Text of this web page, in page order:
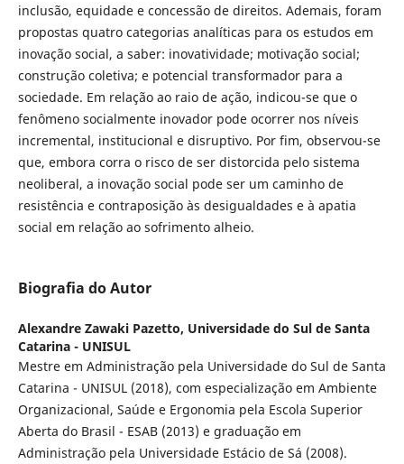
inclusão, equidade e concessão de direitos. Ademais, foram
propostas quatro categorias analíticas para os estudos em
inovação social, a saber: inovatividade; motivação social;
construção coletiva; e potencial transformador para a
sociedade. Em relação ao raio de ação, indicou-se que o
fenômeno socialmente inovador pode ocorrer nos níveis
incremental, institucional e disruptivo. Por fim, observou-se
que, embora corra o risco de ser distorcida pelo sistema
neoliberal, a inovação social pode ser um caminho de
resistência e contraposição às desigualdades e à apatia
social em relação ao sofrimento alheio.
Biografia do Autor
Alexandre Zawaki Pazetto, Universidade do Sul de Santa
Catarina - UNISUL
Mestre em Administração pela Universidade do Sul de Santa
Catarina - UNISUL (2018), com especialização em Ambiente
Organizacional, Saúde e Ergonomia pela Escola Superior
Aberta do Brasil - ESAB (2013) e graduação em
Administração pela Universidade Estácio de Sá (2008).